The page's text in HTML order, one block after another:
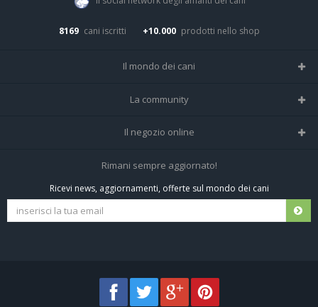
8169 cani iscritti +10.000 prodotti nello shop
Il mondo dei cani
Tutte le razze
La community
Home
Tutti i cani iscritti
Il negozio online
Negozio per cani
Spedizioni e resi
Rimani sempre aggiornato!
Ricevi news, aggiornamenti, offerte sul mondo dei cani